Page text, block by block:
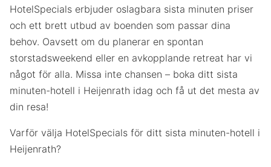
HotelSpecials erbjuder oslagbara sista minuten priser
och ett brett utbud av boenden som passar dina
behov. Oavsett om du planerar en spontan
storstadsweekend eller en avkopplande retreat har vi
något för alla. Missa inte chansen – boka ditt sista
minuten-hotell i Heijenrath idag och få ut det mesta av
din resa!
Varför välja HotelSpecials för ditt sista minuten-hotell i
Heijenrath?